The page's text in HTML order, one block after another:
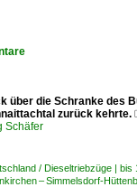
über die Schranke des
zurück kehrte.
Schäfer
/ Dieseltriebzüge | bis
– Simmelsdorf-